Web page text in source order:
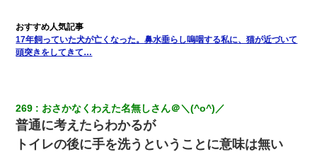
17年飼っていた犬が亡くなった。鼻水垂らし嗚咽する私に、猫が近づいて
頭突きをしてきて…
269 おさかなくわえた名無しさん＠＼(^o^)／
普通に考えたらわかるが
トイレの後に手を洗うということに意味は無い